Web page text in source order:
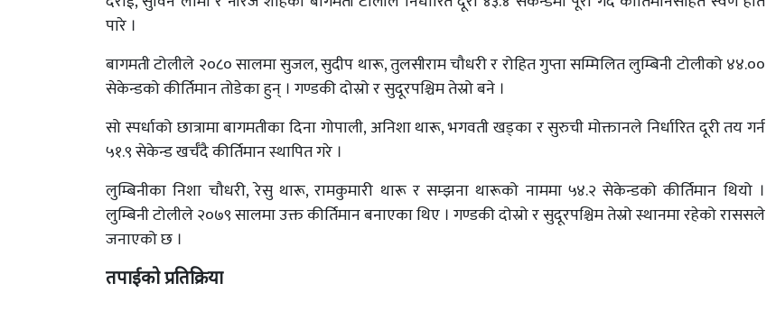
पारे ।
बागमती टोलीले २०८० सालमा सुजल, सुदीप थारू, तुलसीराम चौधरी र रोहित गुप्ता सम्मिलित लुम्बिनी टोलीको ४४.००
सेकेन्डको कीर्तिमान तोडेका हुन् । गण्डकी दोस्रो र सुदूरपश्चिम तेस्रो बने ।
सो स्पर्धाको छात्रामा बागमतीका दिना गोपाली, अनिशा थारू, भगवती खड्का र सुरुची मोक्तानले निर्धारित दूरी तय गर्न
५१.९ सेकेन्ड खर्चँदै कीर्तिमान स्थापित गरे ।
लुम्बिनीका निशा चौधरी, रेसु थारू, रामकुमारी थारू र सम्झना थारूको नाममा ५४.२ सेकेन्डको कीर्तिमान थियो ।
लुम्बिनी टोलीले २०७९ सालमा उक्त कीर्तिमान बनाएका थिए । गण्डकी दोस्रो र सुदूरपश्चिम तेस्रो स्थानमा रहेको राससले
जनाएको छ ।
तपाईको प्रतिक्रिया